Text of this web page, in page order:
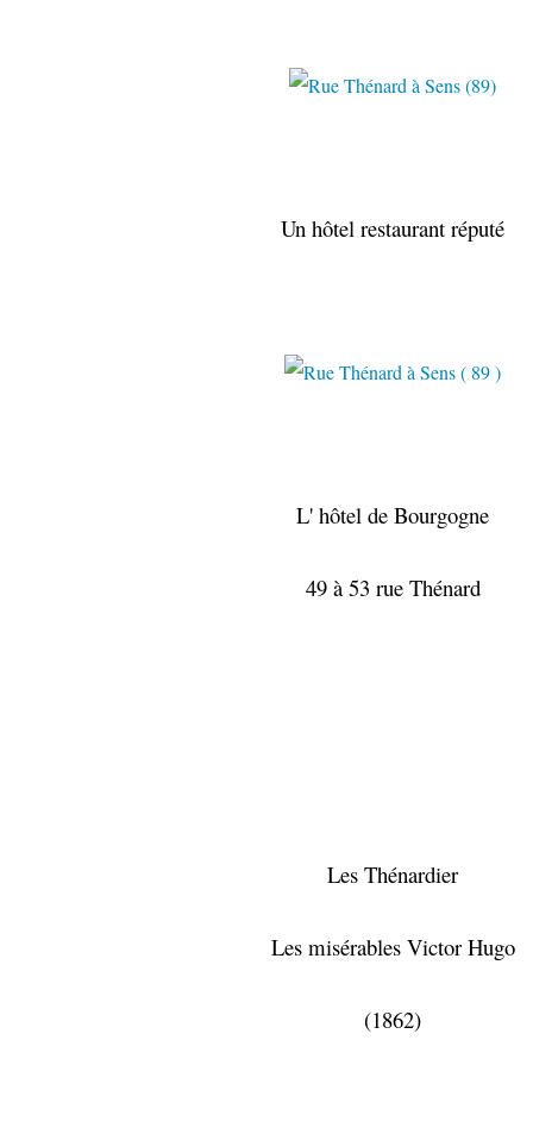
Un hôtel restaurant réputé
L' hôtel de Bourgogne
49 à 53 rue Thénard
Les Thénardier
Les misérables Victor Hugo
(1862)